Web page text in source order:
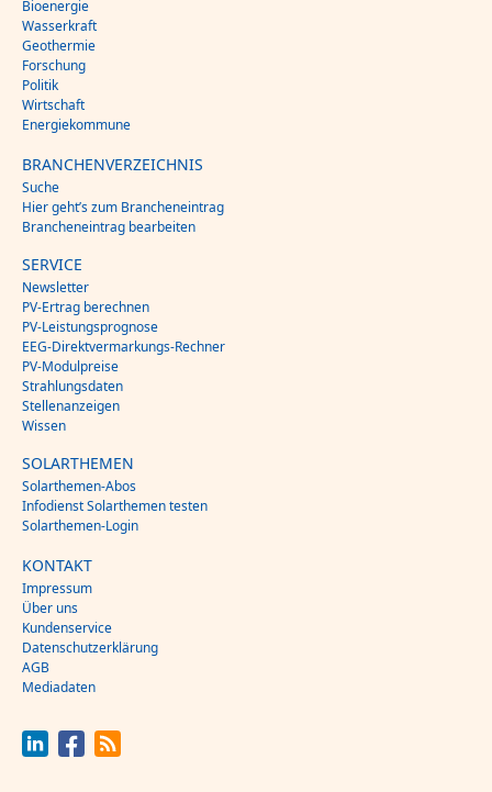
Bioenergie
Wasserkraft
Geothermie
Forschung
Politik
Wirtschaft
Energiekommune
BRANCHENVERZEICHNIS
Suche
Hier geht’s zum Brancheneintrag
Brancheneintrag bearbeiten
SERVICE
Newsletter
PV-Ertrag berechnen
PV-Leistungsprognose
EEG-Direktvermarkungs-Rechner
PV-Modulpreise
Strahlungsdaten
Stellenanzeigen
Wissen
SOLARTHEMEN
Solarthemen-Abos
Infodienst Solarthemen testen
Solarthemen-Login
KONTAKT
Impressum
Über uns
Kundenservice
Datenschutzerklärung
AGB
Mediadaten